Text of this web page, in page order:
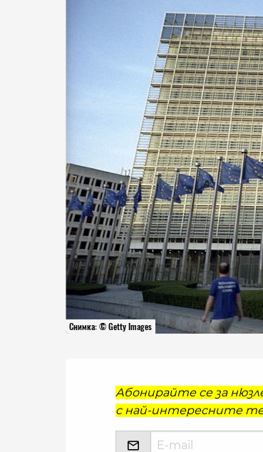
Снимка: © Getty Images
Абонирайте се за
с най-интересните